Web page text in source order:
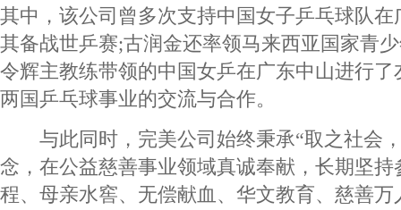
其中，该公司曾多次支持中国女子乒乓球队
其备战世乒赛;古润金还率领马来西亚国家青
令辉主教练带领的中国女乒在广东中山进行
两国乒乓球事业的交流与合作。
与此同时，完美公司始终秉承“取之社会
念，在公益慈善事业领域真诚奉献，长期坚
程、母亲水窖、无偿献血、华文教育、慈善